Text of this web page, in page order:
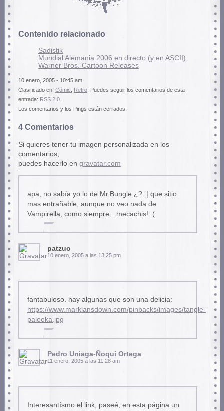
Contenido relacionado
Sadistik
Mundial Alemania 2006 en directo (y en ASCII).
Warner Bros. Cartoon Releases
10 enero, 2005 - 10:45 am
Clasificado en: Cómic, Retro. Puedes seguir los comentarios de esta
entrada: RSS 2.0.
Los comentarios y los Pings están cerrados.
4 Comentarios
Si quieres tener tu imagen personalizada en los
comentarios,
puedes hacerlo en gravatar.com
apa, no sabía yo lo de Mr.Bungle ¿? :| que sitio
mas entrañable, aunque no veo nada de
Vampirella, como siempre…mecachis! :(
patzuo
10 enero, 2005 a las 13:25 pm
fantabuloso. hay algunas que son una delicia:
https://www.marklansdown.com/pinbacks/images/tangle-
palooka.jpg
Pedro Uniaga-Ñoqui Ortega
11 enero, 2005 a las 11:28 am
Interesantísmo el link, paseé, en esta página un